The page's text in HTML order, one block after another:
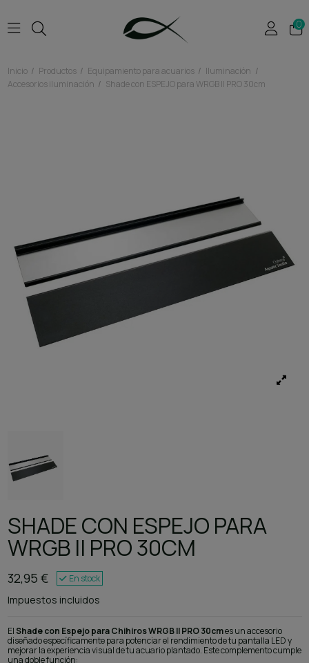
0
Inicio Productos Equipamiento para acuarios
Iluminación
Accesorios iluminación
Shade con ESPEJO para WRGB II PRO 30cm
SHADE CON ESPEJO PARA
WRGB II PRO 30CM
32,95 € En stock
Impuestos incluidos
El Shade con Espejo para Chihiros WRGB II PRO 30cmes un accesorio
diseñado específicamente para potenciar el rendimiento de tu pantalla LED y
mejorar la experiencia visual de tu acuario plantado. Este complemento cumple
una doble función: